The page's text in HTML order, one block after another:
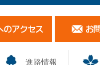
進路情報